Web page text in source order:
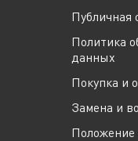
Публичная
Политика
данных
Покупка и
Замена и